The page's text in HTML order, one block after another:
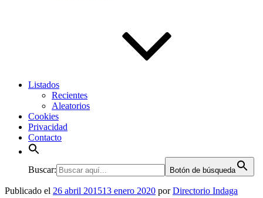
Listados
Recientes
Aleatorios
Cookies
Privacidad
Contacto
Buscar: Botón de búsqueda
Publicado el 26 abril 201513 enero 2020 porDirectorio Indaga